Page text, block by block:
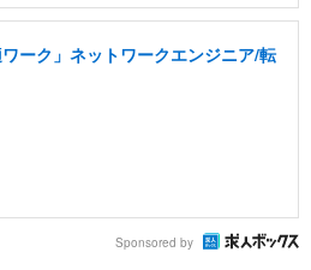
ーク」ネットワークエンジニア/転
Sponsored by